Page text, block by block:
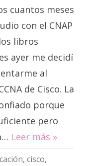
cuantos meses
con el CNAP
libros
ayer me decidí
al
de Cisco. La
porque
pero
Leer más »
, cisco,